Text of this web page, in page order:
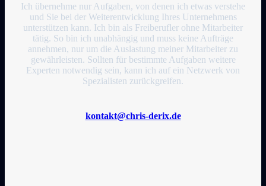
Ich übernehme nur Aufgaben, von denen ich etwas verstehe
und Sie bei der Weiterentwicklung Ihres Unternehmens
unterstützen kann. Ich bin als Freiberufler ohne Mitarbeiter
tätig. So bin ich unabhängig und muss keine Aufträge
annehmen, nur um die Auslastung meiner Mitarbeiter zu
gewährleisten. Sollten für bestimmte Aufgaben weitere
Experten notwendig sein, kann ich auf ein Netzwerk von
Spezialisten zurückgreifen.
kontakt@chris-derix.de